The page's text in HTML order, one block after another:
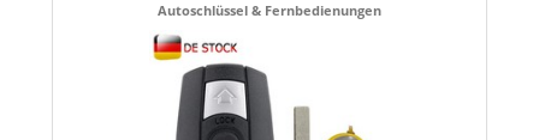
Autoschlüssel & Fernbedienungen